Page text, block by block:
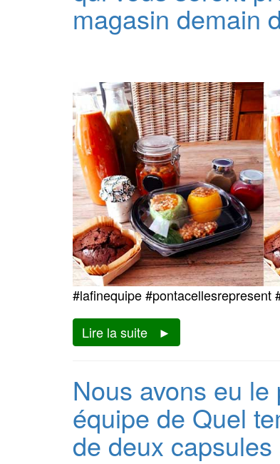
magasin demain
#lafinequipe #pontacellesrepresent
Lire la suite
Nous avons eu
équipe de Quel
de deux